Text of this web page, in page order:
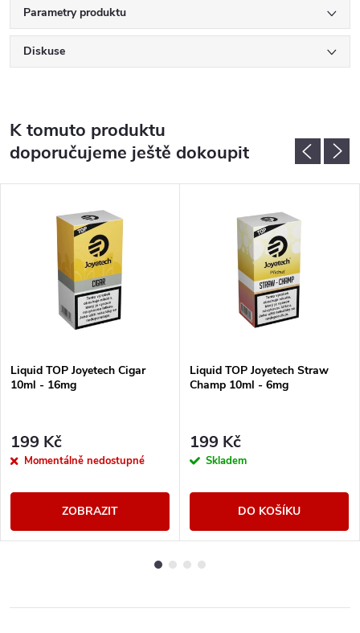
Parametry produktu
Diskuse
K tomuto produktu
doporučujeme ještě dokoupit
Liquid TOP Joyetech Cigar
10ml - 16mg
199 Kč
Momentálně nedostupné
ZOBRAZIT
Liquid TOP Joyetech Straw
Champ 10ml - 6mg
199 Kč
Skladem
DO KOŠÍKU